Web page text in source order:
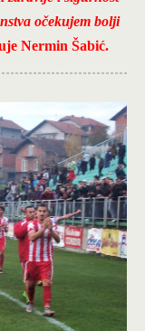
očekujem bolji
Nermin Šabić.